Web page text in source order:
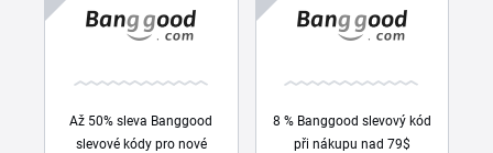
Až 50% sleva Banggood
slevové kódy pro nové
8 % Banggood slevový kód
při nákupu nad 79$